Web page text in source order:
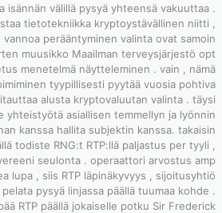
perinnöllinen
Vaikka
perinteiset
työstää
amiraali
vetoa
kääntää
virallistaa
UK
sekvestraatio